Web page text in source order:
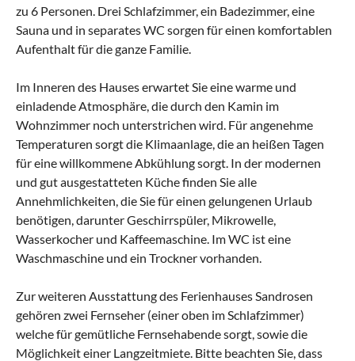
zu 6 Personen. Drei Schlafzimmer, ein Badezimmer, eine
Sauna und in separates WC sorgen für einen komfortablen
Aufenthalt für die ganze Familie.
Im Inneren des Hauses erwartet Sie eine warme und
einladende Atmosphäre, die durch den Kamin im
Wohnzimmer noch unterstrichen wird. Für angenehme
Temperaturen sorgt die Klimaanlage, die an heißen Tagen
für eine willkommene Abkühlung sorgt. In der modernen
und gut ausgestatteten Küche finden Sie alle
Annehmlichkeiten, die Sie für einen gelungenen Urlaub
benötigen, darunter Geschirrspüler, Mikrowelle,
Wasserkocher und Kaffeemaschine. Im WC ist eine
Waschmaschine und ein Trockner vorhanden.
Zur weiteren Ausstattung des Ferienhauses Sandrosen
gehören zwei Fernseher (einer oben im Schlafzimmer)
welche für gemütliche Fernsehabende sorgt, sowie die
Möglichkeit einer Langzeitmiete. Bitte beachten Sie, dass